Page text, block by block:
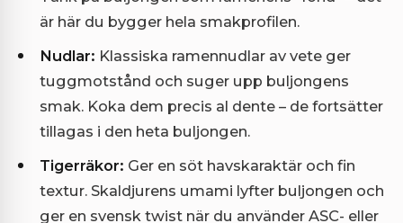
är här du bygger hela smakprofilen.
Nudlar: Klassiska ramennudlar av vete ger
tuggmotstånd och suger upp buljongens
smak. Koka dem precis al dente – de fortsätter
tillagas i den heta buljongen.
Tigerräkor: Ger en söt havskaraktär och fin
textur. Skaldjurens umami lyfter buljongen och
ger en svensk twist när du använder ASC- eller